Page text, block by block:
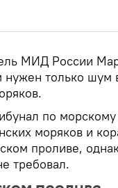
МИД России
только шум
по морскому
моряков и
проливе,
требовал.